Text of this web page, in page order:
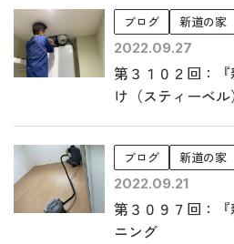
ブログ
新道の家
2022.09.27
第３１０２回：
け（スティーベ
ブログ
新道の家
2022.09.21
第３０９７回：
ニング